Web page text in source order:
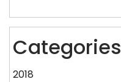
Categories
2018